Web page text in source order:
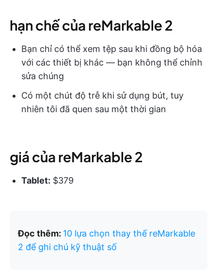
hạn chế của reMarkable 2
Bạn chỉ có thể xem tệp sau khi đồng bộ hóa
với các thiết bị khác — bạn không thể chỉnh
sửa chúng
Có một chút độ trễ khi sử dụng bút, tuy
nhiên tôi đã quen sau một thời gian
giá của reMarkable 2
Tablet: $379
Đọc thêm: 10 lựa chọn thay thế reMarkable
2 để ghi chú kỹ thuật số